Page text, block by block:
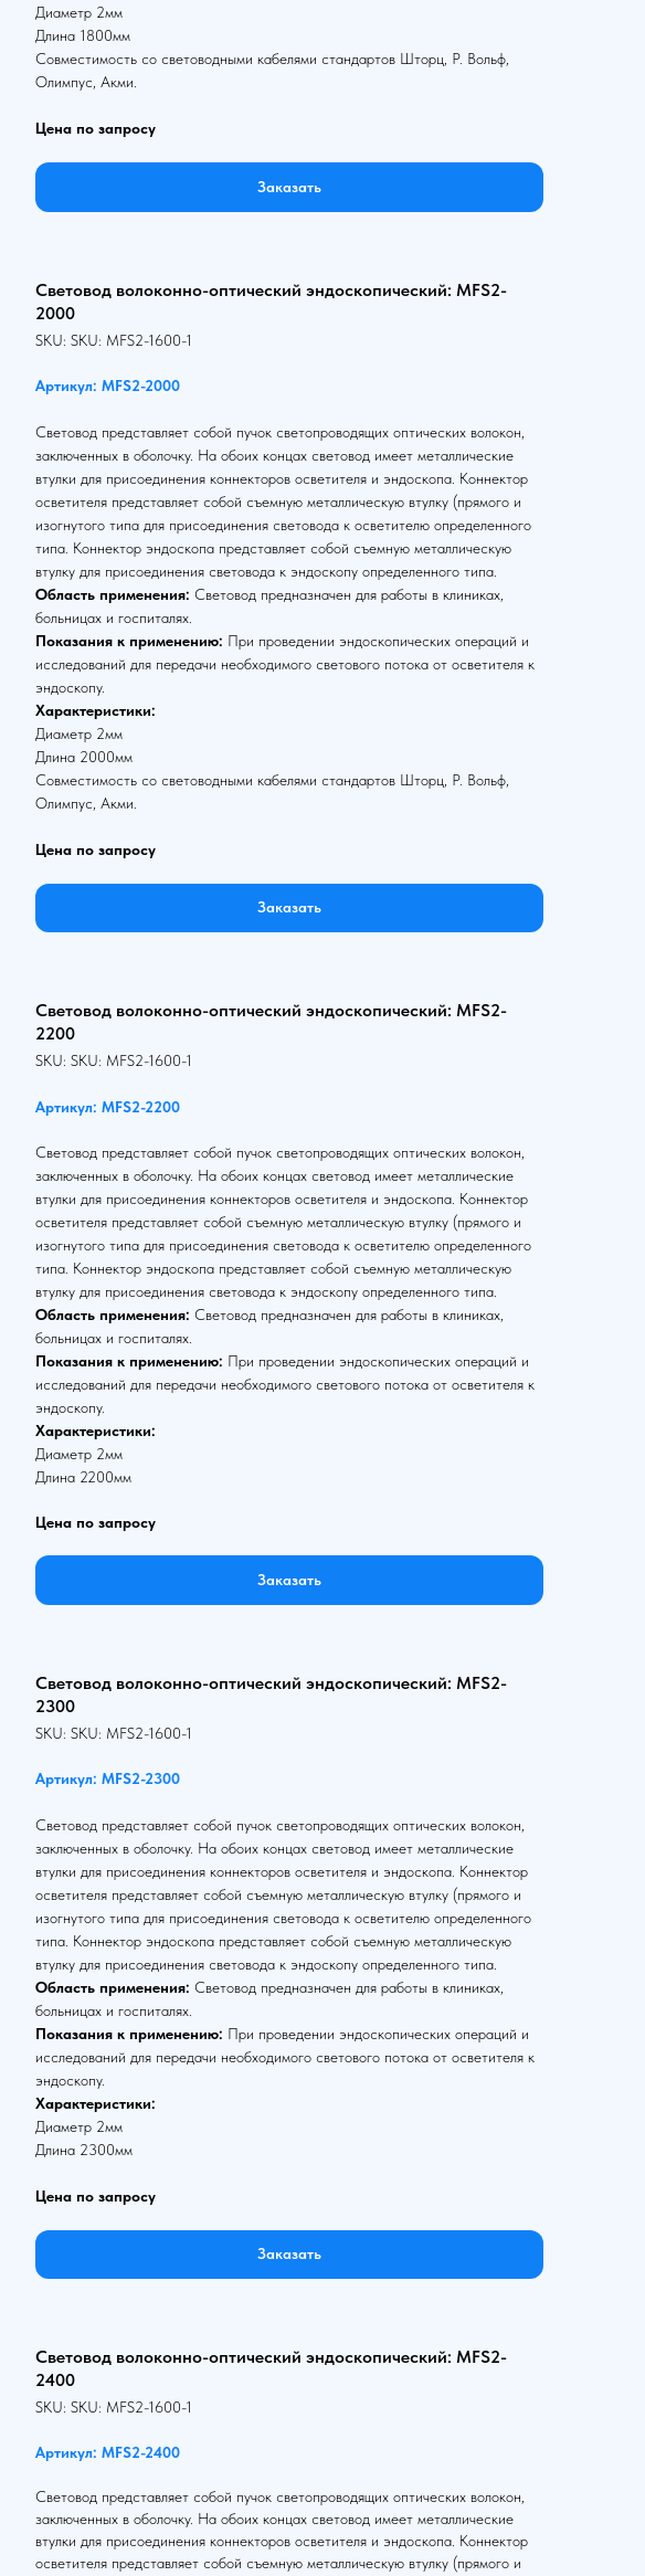
Диаметр 2мм
Длина 1800мм
Совместимость со световодными кабелями стандартов Шторц, Р. Вольф,
Олимпус, Акми.
Цена по запросу
Заказать
Световод волоконно-оптический эндоскопический: MFS2-
2000
SKU: SKU: MFS2-1600-1
Артикул: MFS2-2000
Световод представляет собой пучок светопроводящих оптических волокон,
заключенных в оболочку. На обоих концах световод имеет металлические
втулки для присоединения коннекторов осветителя и эндоскопа. Коннектор
осветителя представляет собой съемную металлическую втулку (прямого и
изогнутого типа для присоединения световода к осветителю определенного
типа. Коннектор эндоскопа представляет собой съемную металлическую
втулку для присоединения световода к эндоскопу определенного типа.
Область применения: Световод предназначен для работы в клиниках,
больницах и госпиталях.
Показания к применению: При проведении эндоскопических операций и
исследований для передачи необходимого светового потока от осветителя к
эндоскопу.
Характеристики:
Диаметр 2мм
Длина 2000мм
Совместимость со световодными кабелями стандартов Шторц, Р. Вольф,
Олимпус, Акми.
Цена по запросу
Заказать
Световод волоконно-оптический эндоскопический: MFS2-
2200
SKU: SKU: MFS2-1600-1
Артикул: MFS2-2200
Световод представляет собой пучок светопроводящих оптических волокон,
заключенных в оболочку. На обоих концах световод имеет металлические
втулки для присоединения коннекторов осветителя и эндоскопа. Коннектор
осветителя представляет собой съемную металлическую втулку (прямого и
изогнутого типа для присоединения световода к осветителю определенного
типа. Коннектор эндоскопа представляет собой съемную металлическую
втулку для присоединения световода к эндоскопу определенного типа.
Область применения: Световод предназначен для работы в клиниках,
больницах и госпиталях.
Показания к применению: При проведении эндоскопических операций и
исследований для передачи необходимого светового потока от осветителя к
эндоскопу.
Характеристики:
Диаметр 2мм
Длина 2200мм
Цена по запросу
Заказать
Световод волоконно-оптический эндоскопический: MFS2-
2300
SKU: SKU: MFS2-1600-1
Артикул: MFS2-2300
Световод представляет собой пучок светопроводящих оптических волокон,
заключенных в оболочку. На обоих концах световод имеет металлические
втулки для присоединения коннекторов осветителя и эндоскопа. Коннектор
осветителя представляет собой съемную металлическую втулку (прямого и
изогнутого типа для присоединения световода к осветителю определенного
типа. Коннектор эндоскопа представляет собой съемную металлическую
втулку для присоединения световода к эндоскопу определенного типа.
Область применения: Световод предназначен для работы в клиниках,
больницах и госпиталях.
Показания к применению: При проведении эндоскопических операций и
исследований для передачи необходимого светового потока от осветителя к
эндоскопу.
Характеристики:
Диаметр 2мм
Длина 2300мм
Цена по запросу
Заказать
Световод волоконно-оптический эндоскопический: MFS2-
2400
SKU: SKU: MFS2-1600-1
Артикул: MFS2-2400
Световод представляет собой пучок светопроводящих оптических волокон,
заключенных в оболочку. На обоих концах световод имеет металлические
втулки для присоединения коннекторов осветителя и эндоскопа. Коннектор
осветителя представляет собой съемную металлическую втулку (прямого и